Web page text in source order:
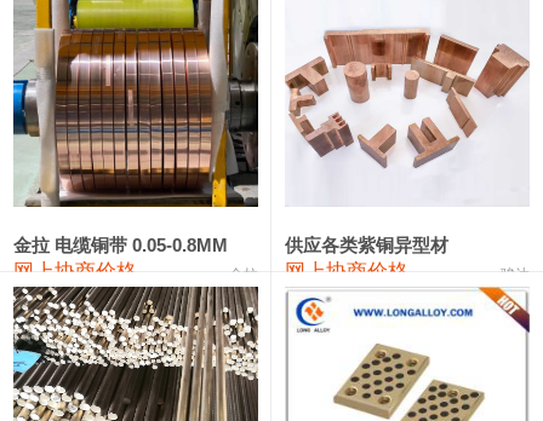
漆包线 111,970—115,970 113,970
磷铜合金 110,800—117,600 114,200 400
无氧铜丝(硬) 109,710—110,010 109,860
R410A专用紫铜管 113,700—113,700
铸造铝合金锭(A380） 26,300—26,500 26,400 100
铝合金ADC12 24,200—24,400 100
铸造铝合金锭(ZL102) 24,300—24,500 24,400
金拉 电缆铜带 0.05-0.8MM
网上协商价格 金拉
供应各类紫铜异型材
网上协商价格 骏达